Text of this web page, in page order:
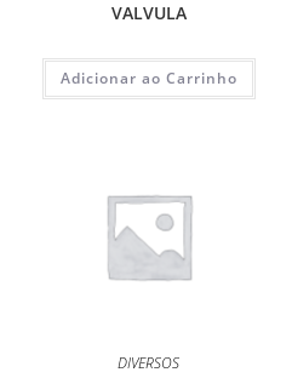
VALVULA
Adicionar ao Carrinho
DIVERSOS